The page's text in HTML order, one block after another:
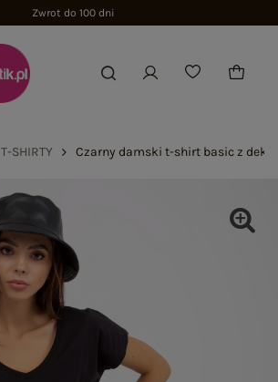
Zwrot do 100 dni
T-SHIRTY Czarny damski t-shirt basic z